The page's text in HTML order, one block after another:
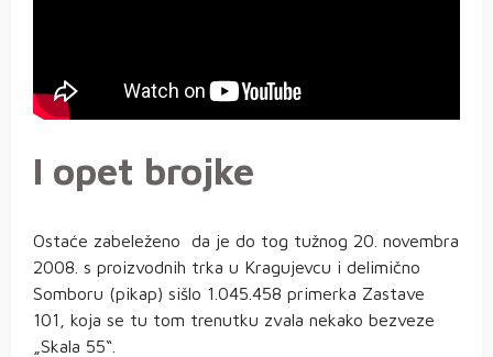
I opet brojke
Ostaće zabeleženo da je do tog tužnog 20. novembra
2008. s proizvodnih trka u Kragujevcu i delimično
Somboru (pikap) sišlo 1.045.458 primerka Zastave
101, koja se tu tom trenutku zvala nekako bezveze
„Skala 55“.